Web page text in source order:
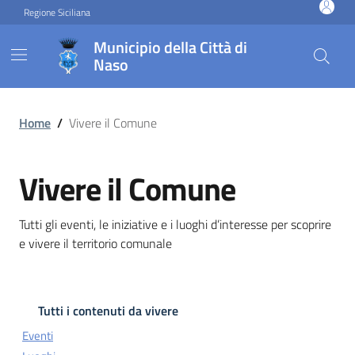
Vai ai contenuti
Vai al footer
Regione Siciliana
Municipio della Città di
Naso
Vivere il Comune
Home / Vivere il Comune
Vivere il Comune
Tutti gli eventi, le iniziative e i luoghi d’interesse per scoprire
e vivere il territorio comunale
Tutti i contenuti da vivere
Eventi